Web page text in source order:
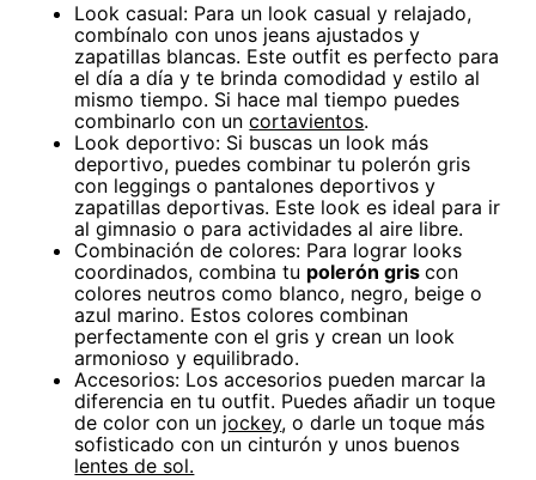
Look casual: Para un look casual y relajado,
combínalo con unos jeans ajustados y
zapatillas blancas. Este outfit es perfecto para
el día a día y te brinda comodidad y estilo al
mismo tiempo. Si hace mal tiempo puedes
combinarlo con uncortavientos.
Look deportivo: Si buscas un look más
deportivo, puedes combinar tu polerón gris
con leggings o pantalones deportivos y
zapatillas deportivas. Este look es ideal para ir
al gimnasio o para actividades al aire libre.
Combinación de colores: Para lograr looks
coordinados, combina tu polerón griscon
colores neutros como blanco, negro, beige o
azul marino. Estos colores combinan
perfectamente con el gris y crean un look
armonioso y equilibrado.
Accesorios: Los accesorios pueden marcar la
diferencia en tu outfit. Puedes añadir un toque
de color con un jockey, o darle un toque más
sofisticado con un cinturón y unos buenos
lentes de sol.